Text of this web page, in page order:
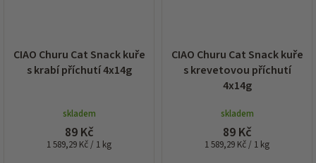
CIAO Churu Cat Snack kuře
s krabí příchutí 4x14g
skladem
89 Kč
Měrná
1 589,29 Kč / 1 kg
CIAO Churu Cat Snack kuře
s krevetovou příchutí
4x14g
skladem
89 Kč
Měrná
1 589,29 Kč / 1 kg